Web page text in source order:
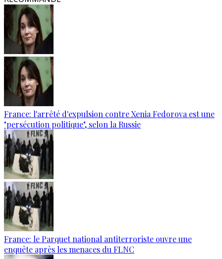
France: l'arrêté d'expulsion contre Xenia Fedorova est une
"persécution politique", selon la Russie
France: le Parquet national antiterroriste ouvre une
enquête après les menaces du FLNC